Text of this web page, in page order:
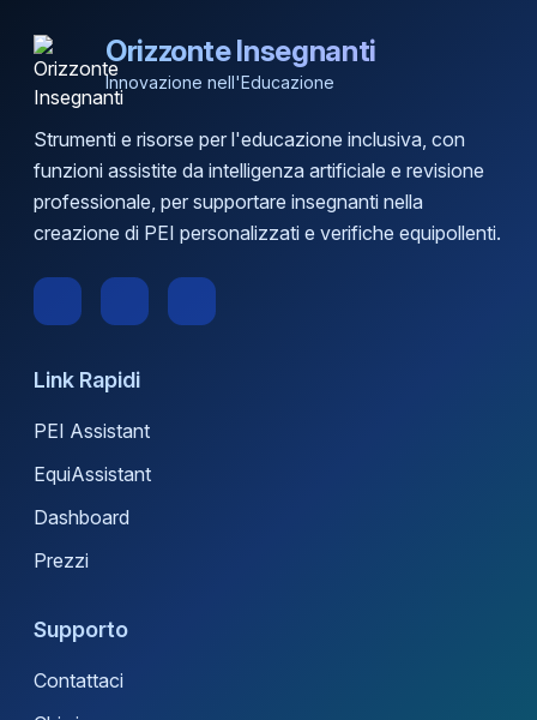
Orizzonte Insegnanti
Innovazione nell'Educazione
Strumenti e risorse per l'educazione inclusiva, con
funzioni assistite da intelligenza artificiale e revisione
professionale, per supportare insegnanti nella
creazione di PEI personalizzati e verifiche equipollenti.
Link Rapidi
PEI Assistant
EquiAssistant
Dashboard
Prezzi
Supporto
Contattaci